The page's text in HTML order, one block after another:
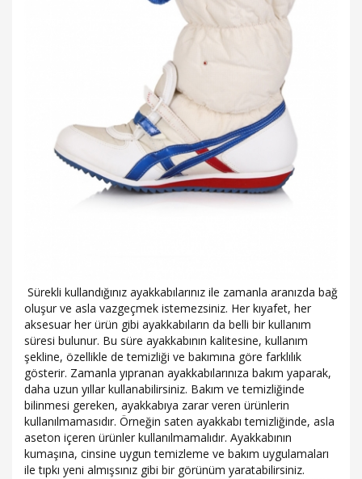
Sürekli kullandığınız ayakkabılarınız ile zamanla aranızda bağ
oluşur ve asla vazgeçmek istemezsiniz. Her kıyafet, her
aksesuar her ürün gibi ayakkabıların da belli bir kullanım
süresi bulunur. Bu süre ayakkabının kalitesine, kullanım
şekline, özellikle de temizliği ve bakımına göre farklılık
gösterir. Zamanla yıpranan ayakkabılarınıza bakım yaparak,
daha uzun yıllar kullanabilirsiniz. Bakım ve temizliğinde
bilinmesi gereken, ayakkabıya zarar veren ürünlerin
kullanılmamasıdır. Örneğin saten ayakkabı temizliğinde, asla
aseton içeren ürünler kullanılmamalıdır. Ayakkabının
kumaşına, cinsine uygun temizleme ve bakım uygulamaları
ile tıpkı yeni almışsınız gibi bir görünüm yaratabilirsiniz.